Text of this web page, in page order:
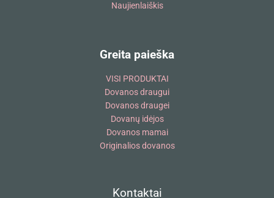
Naujienlaiškis
Greita paieška
VISI PRODUKTAI
Dovanos draugui
Dovanos draugei
Dovanų idėjos
Dovanos mamai
Originalios dovanos
Kontaktai